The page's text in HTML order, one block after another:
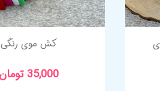
کش موی رنگی
35,000 تومان